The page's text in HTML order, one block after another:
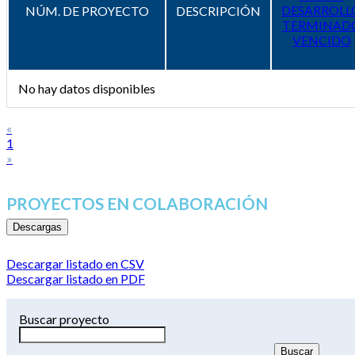
NÚM. DE PROYECTO DESCRIPCIÓN
VENCIDO
No hay datos disponibles
«
1
»
PROYECTOS EN COLABORACIÓN
Descargas
Descargar listado en CSV
Descargar listado en PDF
Buscar proyecto